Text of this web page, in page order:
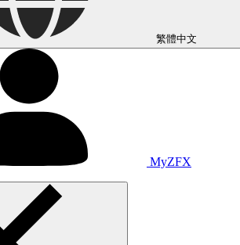
繁體中文
MyZFX